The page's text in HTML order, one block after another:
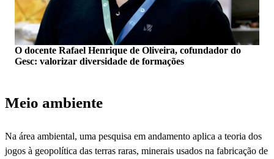
O docente Rafael Henrique de Oliveira, cofundador do
Gesc: valorizar diversidade de formações
Meio ambiente
Na área ambiental, uma pesquisa em andamento aplica a teoria dos
jogos à geopolítica das terras raras, minerais usados na fabricação de